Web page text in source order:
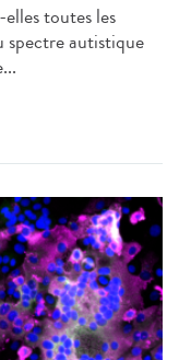
toutes les
spectre autistique